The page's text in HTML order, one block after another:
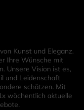
Kunst und Eleganz.
Ihre Wünsche mit
Unsere Vision ist es,
und Leidenschaft
schätzen. Mit
wöchentlich aktuelle